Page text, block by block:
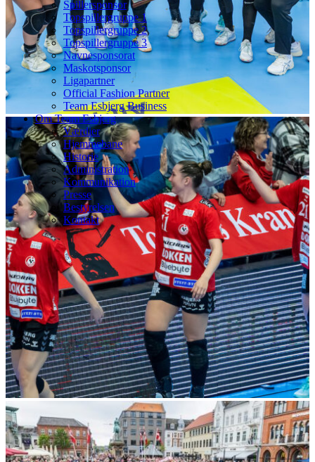
Spillersponsor
Topspillergruppe 1
Topspillergruppe 2
Topspillergruppe 3
Navnesponsorat
Maskotsponsor
Ligapartner
Official Fashion Partner
Team Esbjerg Business
Om Team Esbjerg
Værdier
Hjemmebane
Historie
Administration
Kommunikation
Presse
Bestyrelsen
Kontakt